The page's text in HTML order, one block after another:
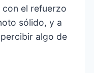
con el refuerzo
sólido, y a
algo de